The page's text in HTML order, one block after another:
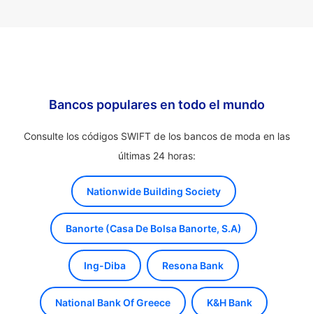
Bancos populares en todo el mundo
Consulte los códigos SWIFT de los bancos de moda en las
últimas 24 horas:
Nationwide Building Society
Banorte (Casa De Bolsa Banorte, S.A)
Ing-Diba Resona Bank
National Bank Of Greece K&H Bank